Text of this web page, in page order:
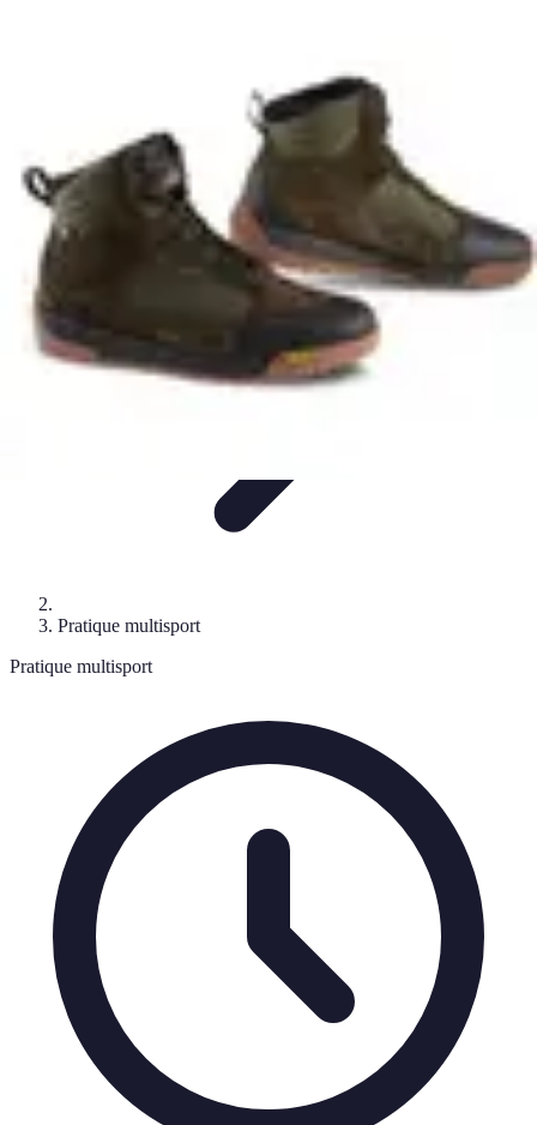
Multi Sports
Pratique multisport
Pratique multisport